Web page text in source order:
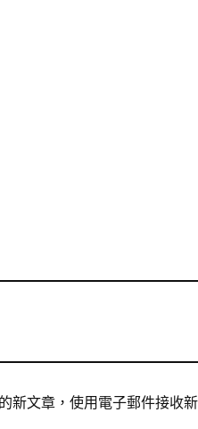
新文章，使用電子郵件接收新